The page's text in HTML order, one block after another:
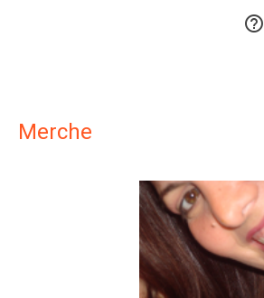

Merche